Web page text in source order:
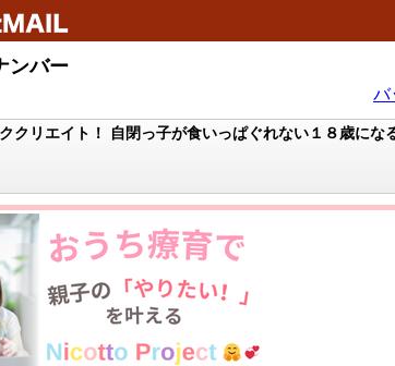
ンバー
バ
クリエイト！ 自閉っ子が食いっぱぐれない１８歳にな